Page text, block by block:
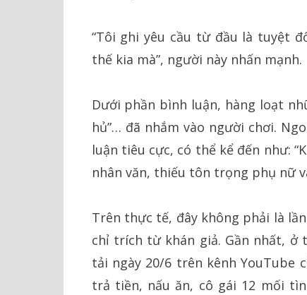
“Tôi ghi yêu cầu từ đầu là tuyệt
thế kia mà”, người này nhấn mạnh.
Dưới phần bình luận, hàng loạt
hủ”… đã nhắm vào người chơi.
luận tiêu cực, có thể kể đến như:
nhân văn, thiếu tôn trọng phụ nữ
Trên thực tế, đây không phải là
chỉ trích từ khán giả. Gần nhất, ở
tải ngày 20/6 trên kênh YouTube
trả tiền, nấu ăn, cô gái 12 mối